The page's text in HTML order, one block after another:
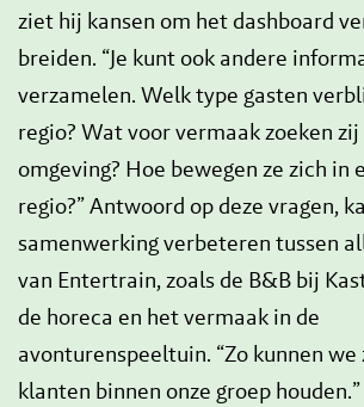
ziet hij kansen om het dashboard
breiden. “Je kunt ook andere
verzamelen. Welk type gasten
regio? Wat voor vermaak zoeken zij
omgeving? Hoe bewegen ze zich in
regio?” Antwoord op deze vragen,
samenwerking verbeteren tussen
van Entertrain, zoals de B&B bij
de horeca en het vermaak in de
avonturenspeeltuin. “Zo kunnen
klanten binnen onze groep houden.”